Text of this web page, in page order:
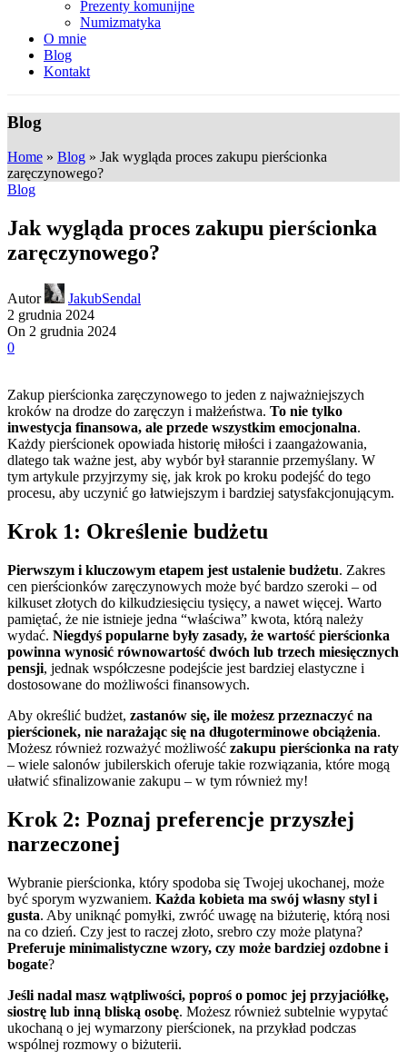
Prezenty komunijne
Numizmatyka
O mnie
Blog
Kontakt
Blog
Home » Blog » Jak wygląda proces zakupu pierścionka
zaręczynowego?
Blog
Jak wygląda proces zakupu pierścionka
zaręczynowego?
Autor
JakubSendal
2 grudnia 2024
On 2 grudnia 2024
0
Zakup pierścionka zaręczynowego to jeden z najważniejszych
kroków na drodze do zaręczyn i małżeństwa. To nie tylko
inwestycja finansowa, ale przede wszystkim emocjonalna.
Każdy pierścionek opowiada historię miłości i zaangażowania,
dlatego tak ważne jest, aby wybór był starannie przemyślany. W
tym artykule przyjrzymy się, jak krok po kroku podejść do tego
procesu, aby uczynić go łatwiejszym i bardziej satysfakcjonującym.
Krok 1: Określenie budżetu
Pierwszym i kluczowym etapem jest ustalenie budżetu. Zakres
cen pierścionków zaręczynowych może być bardzo szeroki – od
kilkuset złotych do kilkudziesięciu tysięcy, a nawet więcej. Warto
pamiętać, że nie istnieje jedna “właściwa” kwota, którą należy
wydać. Niegdyś popularne były zasady, że wartość pierścionka
powinna wynosić równowartość dwóch lub trzech miesięcznych
pensji, jednak współczesne podejście jest bardziej elastyczne i
dostosowane do możliwości finansowych.
Aby określić budżet, zastanów się, ile możesz przeznaczyć na
pierścionek, nie narażając się na długoterminowe obciążenia.
Możesz również rozważyć możliwość zakupu pierścionka na raty
– wiele salonów jubilerskich oferuje takie rozwiązania, które mogą
ułatwić sfinalizowanie zakupu – w tym również my!
Krok 2: Poznaj preferencje przyszłej
narzeczonej
Wybranie pierścionka, który spodoba się Twojej ukochanej, może
być sporym wyzwaniem. Każda kobieta ma swój własny styl i
gusta. Aby uniknąć pomyłki, zwróć uwagę na biżuterię, którą nosi
na co dzień. Czy jest to raczej złoto, srebro czy może platyna?
Preferuje minimalistyczne wzory, czy może bardziej ozdobne i
bogate?
Jeśli nadal masz wątpliwości, poproś o pomoc jej przyjaciółkę,
siostrę lub inną bliską osobę. Możesz również subtelnie wypytać
ukochaną o jej wymarzony pierścionek, na przykład podczas
wspólnej rozmowy o biżuterii.